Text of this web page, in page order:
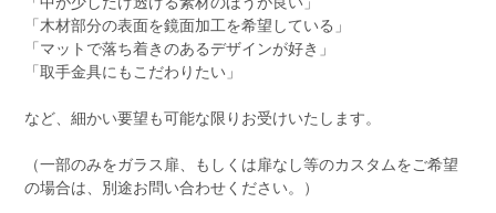
「木材部分の表面を鏡面加工を希望している」
「マットで落ち着きのあるデザインが好き」
「取手金具にもこだわりたい」
など、細かい要望も可能な限りお受けいたします。
（一部のみをガラス扉、もしくは扉なし等のカスタムをご希望
の場合は、別途お問い合わせください。）